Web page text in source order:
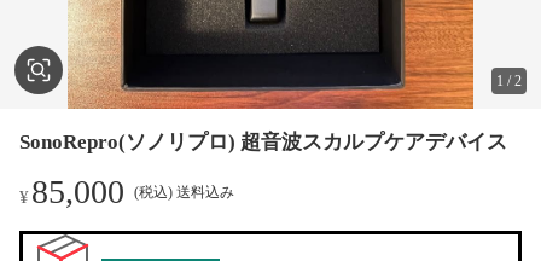
1 /2
SonoRepro(ソノリプロ) 超音波スカルプケアデバイス
¥85,000 (税込) 送料込み